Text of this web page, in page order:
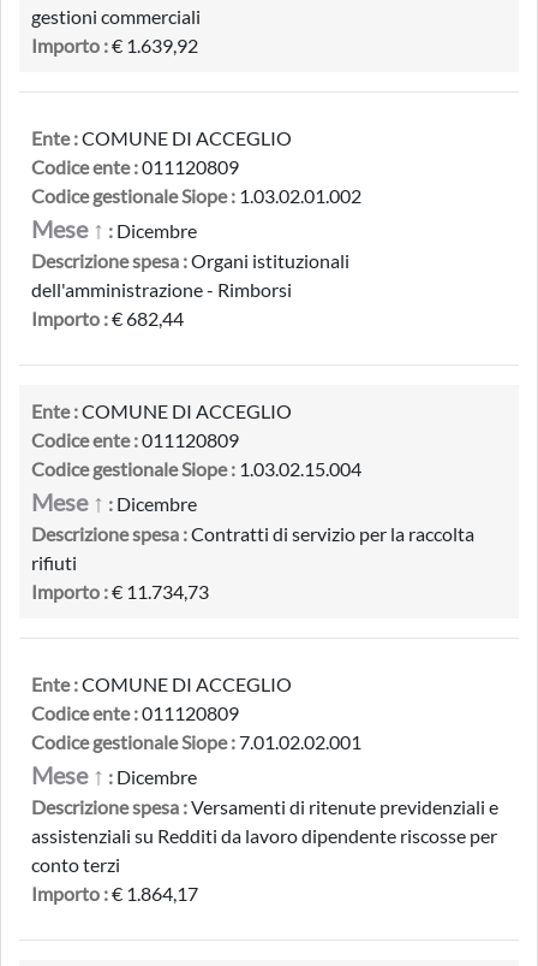
gestioni commerciali
Importo :€ 1.639,92
Ente :COMUNE DI ACCEGLIO
Codice ente :011120809
Codice gestionale Siope : 1.03.02.01.002
Mese ↑ : Dicembre
Descrizione spesa :Organi istituzionali
dell'amministrazione - Rimborsi
Importo :€ 682,44
Ente :COMUNE DI ACCEGLIO
Codice ente :011120809
Codice gestionale Siope : 1.03.02.15.004
Mese ↑ : Dicembre
Descrizione spesa :Contratti di servizio per la raccolta
rifiuti
Importo :€ 11.734,73
Ente :COMUNE DI ACCEGLIO
Codice ente :011120809
Codice gestionale Siope :7.01.02.02.001
Mese ↑ : Dicembre
Descrizione spesa :Versamenti di ritenute previdenziali e
assistenziali su Redditi da lavoro dipendente riscosse per
conto terzi
Importo :€ 1.864,17